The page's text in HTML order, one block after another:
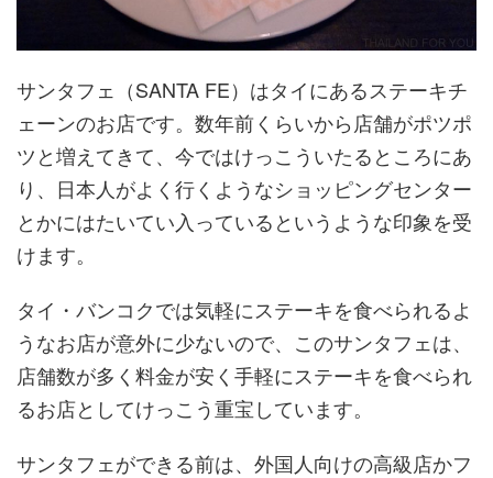
サンタフェ（SANTA FE）はタイにあるステーキチ
ェーンのお店です。数年前くらいから店舗がポツポ
ツと増えてきて、今ではけっこういたるところにあ
り、日本人がよく行くようなショッピングセンター
とかにはたいてい入っているというような印象を受
けます。
タイ・バンコクでは気軽にステーキを食べられるよ
うなお店が意外に少ないので、このサンタフェは、
店舗数が多く料金が安く手軽にステーキを食べられ
るお店としてけっこう重宝しています。
サンタフェができる前は、外国人向けの高級店かフ